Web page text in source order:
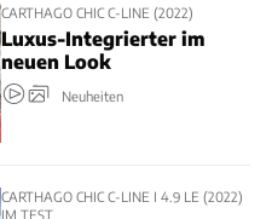
CARTHAGO CHIC C-LINE (2022)
Luxus-Integrierter im
neuen Look
Neuheiten
CARTHAGO CHIC C-LINE I 4.9 LE (2022)
IM TEST